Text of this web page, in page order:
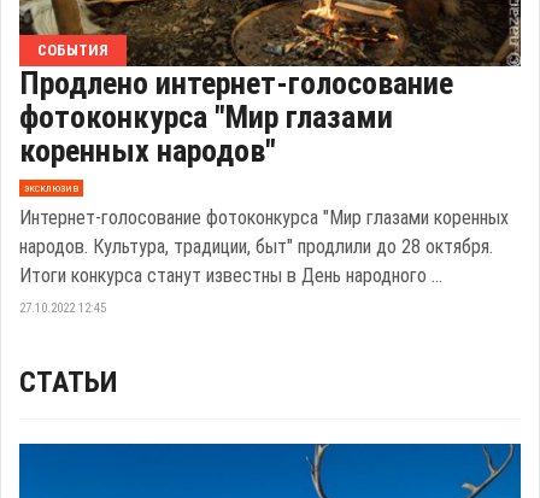
СОБЫТИЯ
Продлено интернет-голосование
фотоконкурса "Мир глазами
коренных народов"
эксклюзив
Интернет-голосование фотоконкурса "Мир глазами коренных
народов. Культура, традиции, быт" продлили до 28 октября.
Итоги конкурса станут известны в День народного ...
27.10.2022 12:45
СТАТЬИ